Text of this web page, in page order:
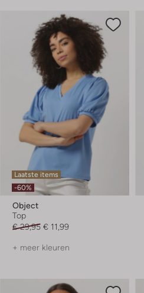
Laatste items
-60%
Object
Top
€ 29,95 € 11,99
+ meer kleuren